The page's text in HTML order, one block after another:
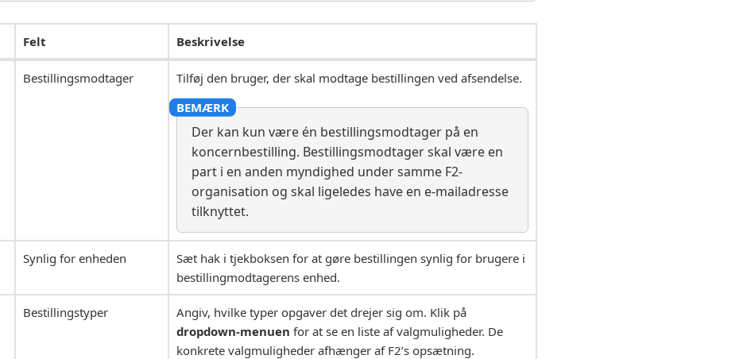
Felt Beskrivelse
Bestillingsmodtager Tilføj den bruger, der skal modtage bestillingen ved afsendelse.
Der kan kun være én bestillingsmodtager på en
koncernbestilling. Bestillingsmodtager skal være en
part i en anden myndighed under samme F2-
organisation og skal ligeledes have en e-mailadresse
tilknyttet.
Synlig for enheden
Sæt hak i tjekboksen for at gøre bestillingen synlig for brugere i
bestillingmodtagerens enhed.
Bestillingstyper
Angiv, hvilke typer opgaver det drejer sig om. Klik på
dropdown-menuen for at se en liste af valgmuligheder. De
konkrete valgmuligheder afhænger af F2’s opsætning.